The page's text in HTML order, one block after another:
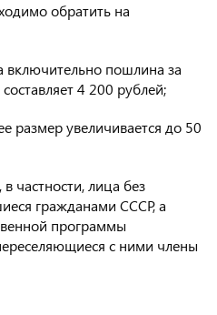
обратить на
включительно пошлина за
4 200 рублей;
размер увеличивается до 50
частности, лица без
гражданами СССР, а
программы
с ними члены